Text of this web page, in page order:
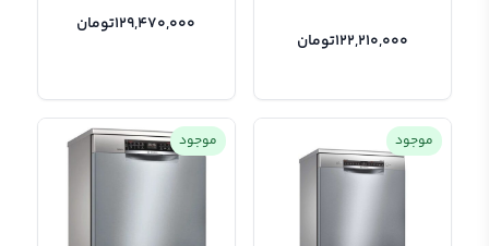
122,210,000تومان
129,470,000تومان
موجود موجود